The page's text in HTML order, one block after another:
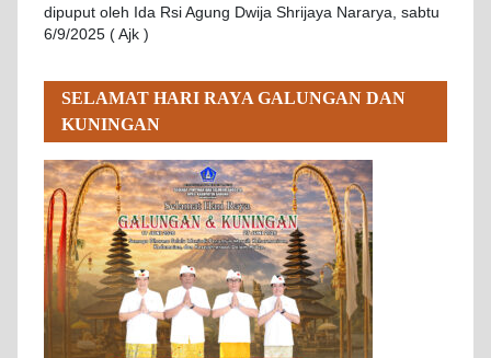
dipuput oleh Ida Rsi Agung Dwija Shrijaya Nararya, sabtu
6/9/2025 ( Ajk )
SELAMAT HARI RAYA GALUNGAN DAN
KUNINGAN